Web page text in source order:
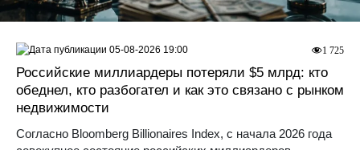
Российские миллиардеры потеряли $5 млрд: кто
обеднел, кто разбогател и как это связано с рынком
недвижимости
Согласно Bloomberg Billionaires Index, с начала 2026 года
1 725
05-08-2026 19:00